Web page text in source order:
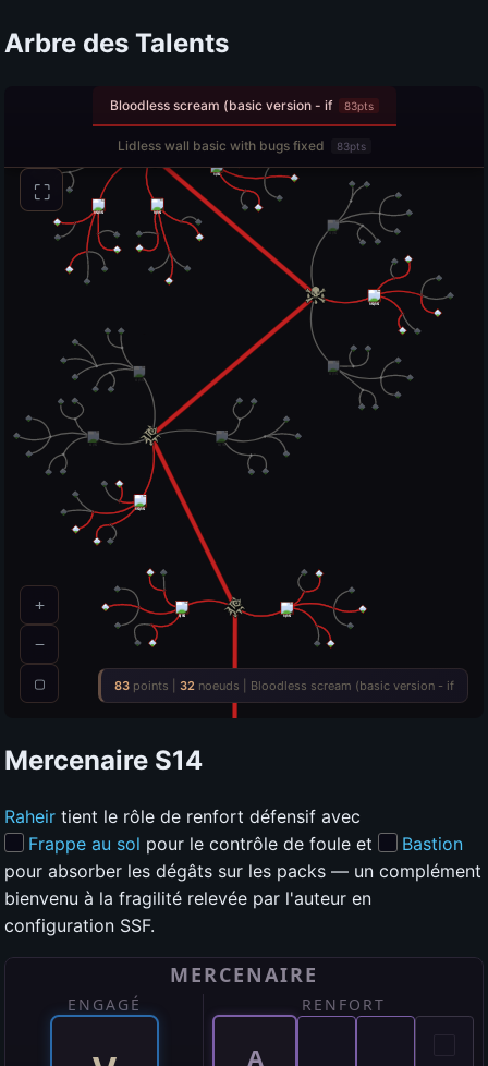
Arbre des Talents
Mercenaire S14
Raheir tient le rôle de renfort défensif avec
Frappe au sol pour le contrôle de foule et
Bastion
pour absorber les dégâts sur les packs — un complément
bienvenu à la fragilité relevée par l'auteur en
configuration SSF.